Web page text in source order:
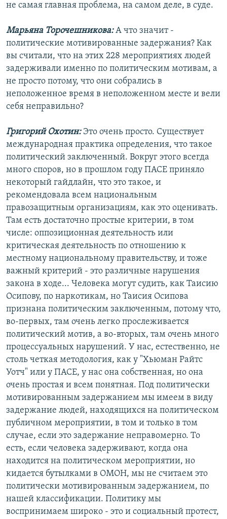
не самая главная проблема, на самом деле, в суде.
Марьяна Торочешникова:А что значит -
политические мотивированные задержания? Как
вы считали, что на этих 228 мероприятиях людей
задерживали именно по политическим мотивам, а
не просто потому, что они собрались в
неположенное время в неположенном месте и вели
себя неправильно?
Григорий Охотин:Это очень просто. Существует
международная практика определения, что такое
политический заключенный. Вокруг этого всегда
много споров, но в прошлом году ПАСЕ приняло
некоторый гайдлайн, что это такое, и
рекомендовала всем национальным
правозащитным организациям, как это оценивать.
Там есть достаточно простые критерии, в том
числе: оппозиционная деятельность или
критическая деятельность по отношению к
местному национальному правительству, и тоже
важный критерий - это различные нарушения
закона в ходе... Человека могут судить, как Таисию
Осипову, по наркотикам, но Таисия Осипова
признана политическим заключенным, потому что,
во-первых, там очень легко прослеживается
политический мотив, а во-вторых, там очень много
процессуальных нарушений. У нас, естественно, не
столь четкая методология, как у "Хьюман Райтс
Уотч" или у ПАСЕ, у нас она собственная, но она
очень простая и всем понятная. Под политически
мотивированным задержанием мы имеем в виду
задержание людей, находящихся на политическом
публичном мероприятии, в том и только в том
случае, если это задержание неправомерно. То
есть, если человека задерживают, когда она
находится на политическом мероприятии, но
кидается бутылками в ОМОН, мы не считаем это
политически мотивированным задержанием, по
нашей классификации. Политику мы
воспринимаем широко - это и социальный протест,